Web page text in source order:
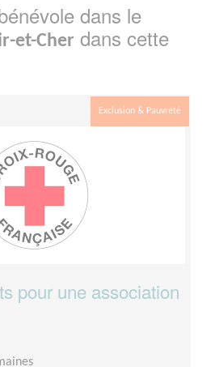
dans le
et-Cher dans cette
Exclusion & Pauvreté
pour une association